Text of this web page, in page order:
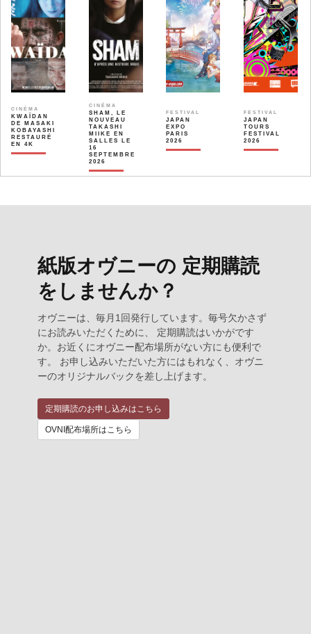
CINÉMA
KWAÏDAN
DE MASAKI
KOBAYASHI
RESTAURÉ
EN 4K
CINÉMA
SHAM, LE
NOUVEAU
TAKASHI
MIIKE EN
SALLES LE
16
SEPTEMBRE
2026
FESTIVAL
JAPAN
EXPO
PARIS
2026
FESTIVAL
JAPAN
TOURS
FESTIVAL
2026
紙版オヴニーの 定期購読
をしませんか？
オヴニーは、毎月1回発行しています。毎号欠かさず
にお読みいただくために、 定期購読はいかがです
か。お近くにオヴニー配布場所がない方にも便利で
す。 お申し込みいただいた方にはもれなく、オヴニ
ーのオリジナルバックを差し上げます。
定期購読のお申し込みはこちら
OVNI配布場所はこちら